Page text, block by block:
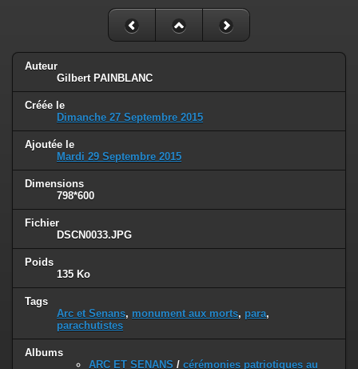
Auteur
Gilbert PAINBLANC
Créée le
Dimanche 27 Septembre 2015
Ajoutée le
Mardi 29 Septembre 2015
Dimensions
798*600
Fichier
DSCN0033.JPG
Poids
135 Ko
Tags
Arc et Senans, monument aux morts, para,
parachutistes
Albums
ARC ET SENANS / cérémonies patriotiques au